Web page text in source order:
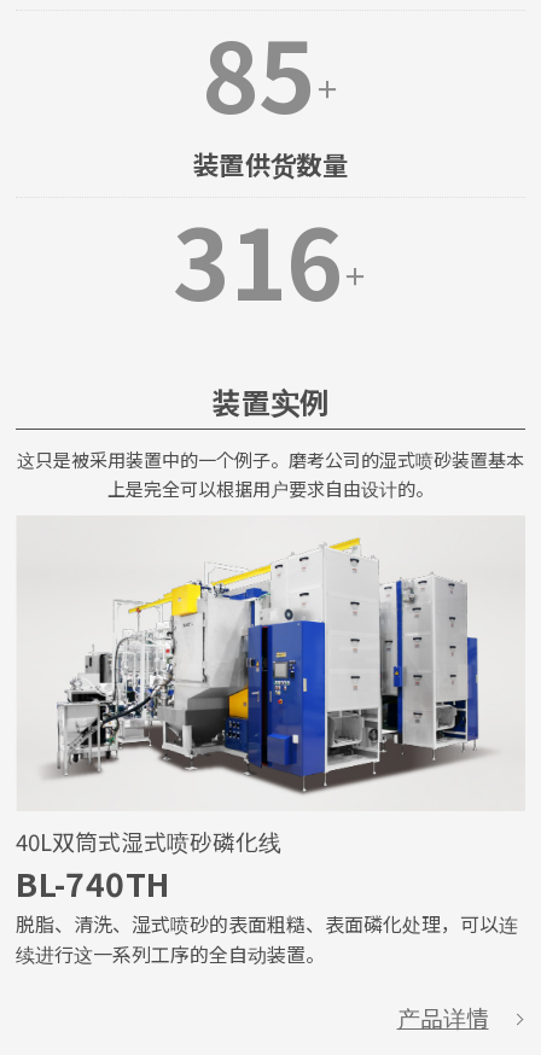
85 ＋
装置供货数量
316 ＋
装置实例
这只是被采用装置中的一个例子。磨考公司的湿式喷砂装置基本
上是完全可以根据用户要求自由设计的。
40L双筒式湿式喷砂磷化线
BL-740TH
脱脂、清洗、湿式喷砂的表面粗糙、表面磷化处理，可以连
续进行这一系列工序的全自动装置。
产品详情